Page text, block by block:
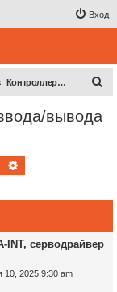
Вход
Контроллеры AM500 и модули ввода/вывода GL20
вывода
Поиск
INT, серводрайвер
10, 2025 9:30 am